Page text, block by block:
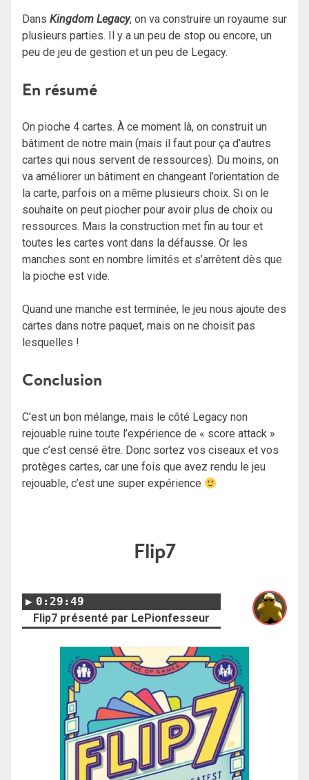
Dans Kingdom Legacy, on va construire un royaume sur
plusieurs parties. Il y a un peu de stop ou encore, un
peu de jeu de gestion et un peu de Legacy.
En résumé
On pioche 4 cartes. À ce moment là, on construit un
bâtiment de notre main (mais il faut pour ça d’autres
cartes qui nous servent de ressources). Du moins, on
va améliorer un bâtiment en changeant l’orientation de
la carte, parfois on a même plusieurs choix. Si on le
souhaite on peut piocher pour avoir plus de choix ou
ressources. Mais la construction met fin au tour et
toutes les cartes vont dans la défausse. Or les
manches sont en nombre limités et s’arrêtent dès que
la pioche est vide.
Quand une manche est terminée, le jeu nous ajoute des
cartes dans notre paquet, mais on ne choisit pas
lesquelles !
Conclusion
C’est un bon mélange, mais le côté Legacy non
rejouable ruine toute l’expérience de « score attack »
que c’est censé être. Donc sortez vos ciseaux et vos
protèges cartes, car une fois que avez rendu le jeu
rejouable, c’est une super expérience
Flip7
0:29:49
Flip7 présenté par LePionfesseur